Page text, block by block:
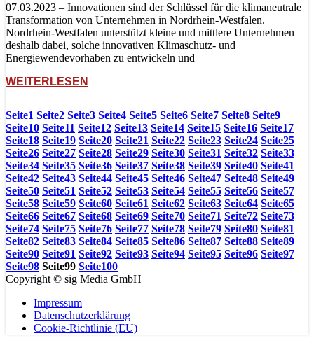
07.03.2023 – Innovationen sind der Schlüssel für die klimaneutrale
Transformation von Unternehmen in Nordrhein-Westfalen.
Nordrhein-Westfalen unterstützt kleine und mittlere Unternehmen
deshalb dabei, solche innovativen Klimaschutz- und
Energiewendevorhaben zu entwickeln und
WEITERLESEN
Seite1 Seite2 Seite3 Seite4 Seite5 Seite6 Seite7 Seite8 Seite9
Seite10 Seite11 Seite12 Seite13 Seite14 Seite15 Seite16 Seite17
Seite18 Seite19 Seite20 Seite21 Seite22 Seite23 Seite24 Seite25
Seite26 Seite27 Seite28 Seite29 Seite30 Seite31 Seite32 Seite33
Seite34 Seite35 Seite36 Seite37 Seite38 Seite39 Seite40 Seite41
Seite42 Seite43 Seite44 Seite45 Seite46 Seite47 Seite48 Seite49
Seite50 Seite51 Seite52 Seite53 Seite54 Seite55 Seite56 Seite57
Seite58 Seite59 Seite60 Seite61 Seite62 Seite63 Seite64 Seite65
Seite66 Seite67 Seite68 Seite69 Seite70 Seite71 Seite72 Seite73
Seite74 Seite75 Seite76 Seite77 Seite78 Seite79 Seite80 Seite81
Seite82 Seite83 Seite84 Seite85 Seite86 Seite87 Seite88 Seite89
Seite90 Seite91 Seite92 Seite93 Seite94 Seite95 Seite96 Seite97
Seite98 Seite99 Seite100
Copyright © sig Media GmbH
Impressum
Datenschutzerklärung
Cookie-Richtlinie (EU)